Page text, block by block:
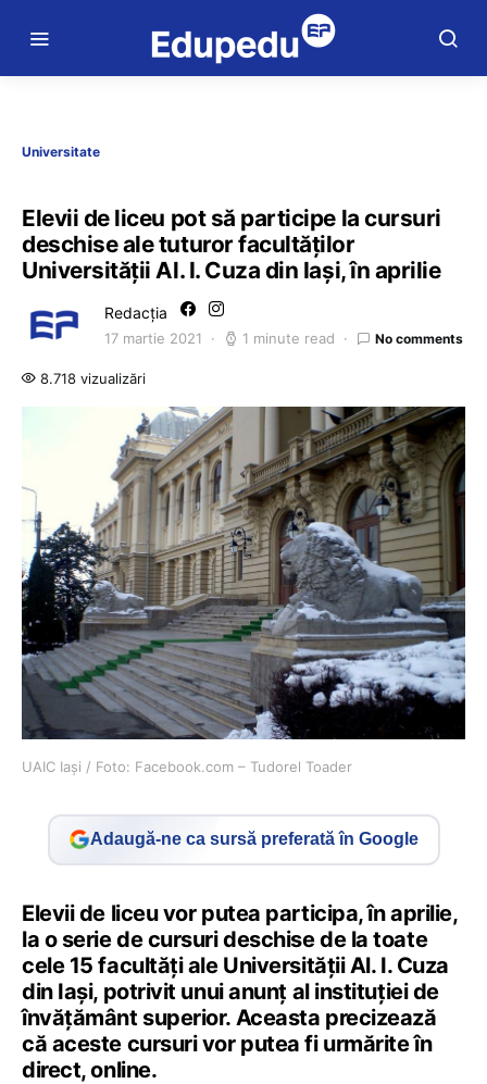
Universitate
Elevii de liceu pot să participe la cursuri
deschise ale tuturor facultăților
Universității Al. I. Cuza din Iași, în aprilie
Redacția
17 martie 2021 1 minute read No comments
8.718 vizualizări
UAIC Iași / Foto: Facebook.com – Tudorel Toader
Adaugă-ne ca sursă preferată în Google
Elevii de liceu vor putea participa, în aprilie,
la o serie de cursuri deschise de la toate
cele 15 facultăți ale Universității Al. I. Cuza
din Iași, potrivit unui anunț al instituției de
învățământ superior. Aceasta precizează
că aceste cursuri vor putea fi urmărite în
direct, online.